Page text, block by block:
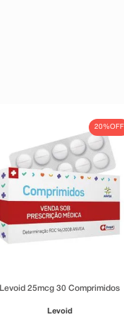
20%OFF
Levoid 25mcg 30 Comprimidos
Levoid